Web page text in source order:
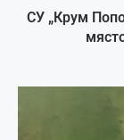
СУ „Крум